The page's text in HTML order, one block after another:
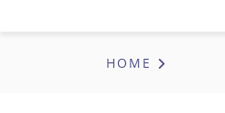
HOME